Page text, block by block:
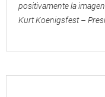
positivamente la
Kurt Koenigsfest –